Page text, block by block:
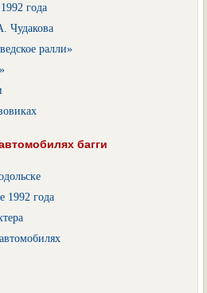
года
Чудакова
ралли»
багги
1992 года